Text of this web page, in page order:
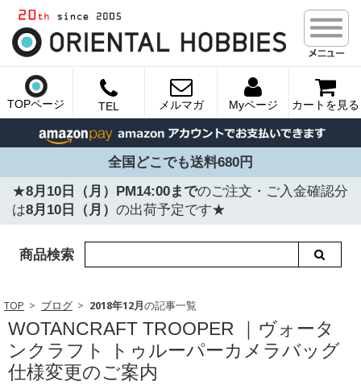
TOPページ TEL メルマガ Myページ カートを見る
全国どこでも送料680円
★8月10日（月）PM14:00までのご注文・ご入金確認分
は8月10日（月） の出荷予定です★
商品検索
TOP ブログ 2018年12月の記事一覧
WOTANCRAFT TROOPER ｜ヴォータ
ンクラフト トゥルーパーカメラバッグ
仕様変更のご案内